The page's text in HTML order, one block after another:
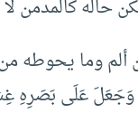
حاله كالمدمن
وما يحوطه
عَلَى بَصَرِهِ